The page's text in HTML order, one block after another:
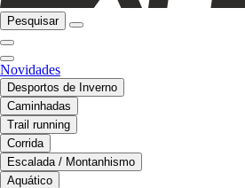
Pesquisar
Novidades
Desportos de Inverno
Caminhadas
Trail running
Corrida
Escalada / Montanhismo
Aquático